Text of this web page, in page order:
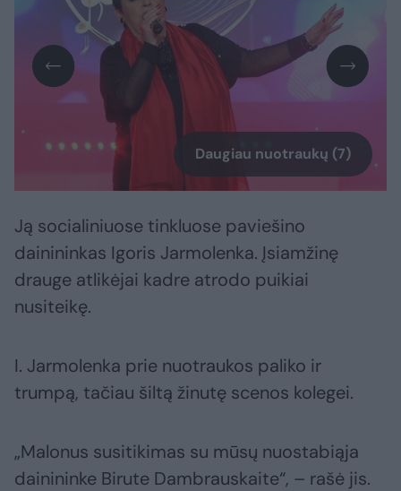
Daugiau nuotraukų (7)
Ją socialiniuose tinkluose paviešino
dainininkas Igoris Jarmolenka. Įsiamžinę
drauge atlikėjai kadre atrodo puikiai
nusiteikę.
I. Jarmolenka prie nuotraukos paliko ir
trumpą, tačiau šiltą žinutę scenos kolegei.
„Malonus susitikimas su mūsų nuostabiąja
dainininke Birute Dambrauskaite“, – rašė jis.